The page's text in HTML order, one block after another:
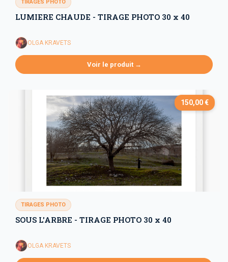
TIRAGES PHOTO
LUMIERE CHAUDE - TIRAGE PHOTO 30 x 40
OLGA KRAVETS
Voir le produit →
150,00 €
TIRAGES PHOTO
SOUS L'ARBRE - TIRAGE PHOTO 30 x 40
OLGA KRAVETS